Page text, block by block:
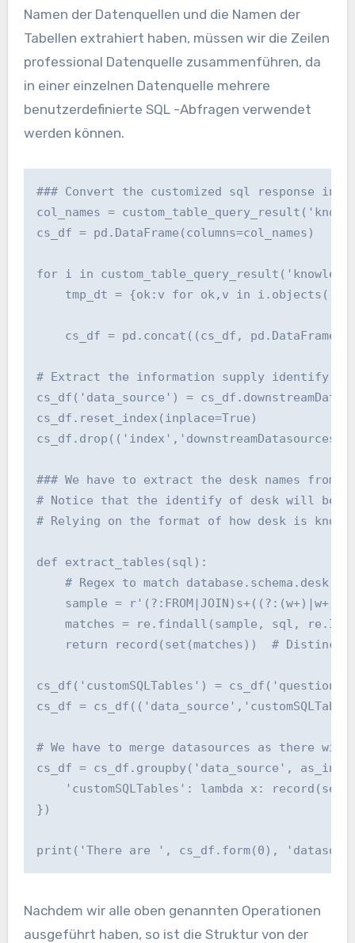
Namen der Datenquellen und die Namen der
Tabellen extrahiert haben, müssen wir die Zeilen
professional Datenquelle zusammenführen, da
in einer einzelnen Datenquelle mehrere
benutzerdefinierte SQL -Abfragen verwendet
werden können.
### Convert the customized sql response into
col_names =
cs_df = pd.DataFrame(columns=col_names)
for i in
    tmp_dt = {ok:v for ok,v in i.objects()}
cs_df = pd.concat((cs_df,
# Extract the information supply identify the
cs_df('data_source') =
cs_df.reset_index(inplace=True)
### We have to extract the desk names from
# Notice that the identify of desk will be of
# Relying on the format of how desk is
def extract_tables(sql):
# Regex to match database.schema.desk
sample =
matches = re.findall(sample, sql,
return record(set(matches))  #
cs_df('customSQLTables') =
cs_df =
# We have to merge datasources as there
cs_df = cs_df.groupby('data_source',
'customSQLTables': lambda x:
})
print('There are ', cs_df.form(0),
Nachdem wir alle oben genannten Operationen
ausgeführt haben, so ist die Struktur von der